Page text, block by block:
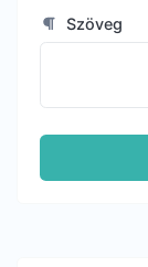
Szöveg